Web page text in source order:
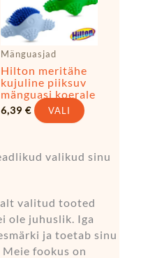
Mänguasjad
Hilton meritähe
kujuline piiksuv
mänguasi koerale
6,39€ VALI
varianti.
Valikuid
saab
valikud sinu
valitud tooted
ole juhuslik. Iga
ja toetab sinu
fookus on